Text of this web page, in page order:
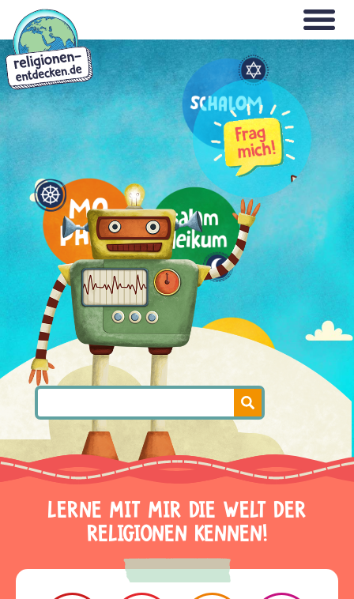
Direkt
zum
Inhalt
LERNE MIT MIR DIE WELT DER
RELIGIONEN KENNEN!